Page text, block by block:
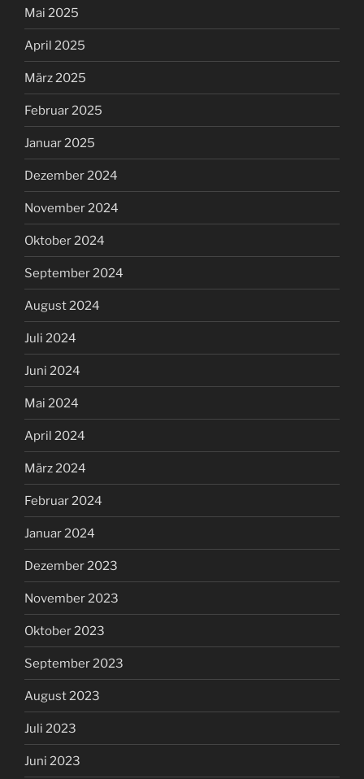
Mai 2025
April 2025
März 2025
Februar 2025
Januar 2025
Dezember 2024
November 2024
Oktober 2024
September 2024
August 2024
Juli 2024
Juni 2024
Mai 2024
April 2024
März 2024
Februar 2024
Januar 2024
Dezember 2023
November 2023
Oktober 2023
September 2023
August 2023
Juli 2023
Juni 2023